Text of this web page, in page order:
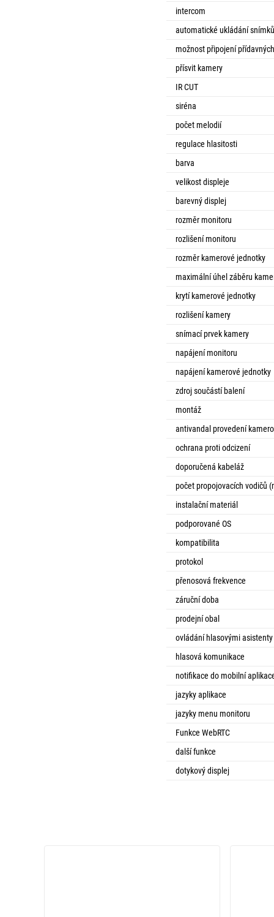
intercom
automatické ukládání snímků
možnost připojení
přísvit kamery
IR CUT
siréna
počet melodií
regulace hlasitosti
barva
velikost displeje
barevný displej
rozměr monitoru
rozlišení monitoru
rozměr kamerové jednotky
maximální úhel záběru
krytí kamerové jednotky
rozlišení kamery
snímací prvek kamery
napájení monitoru
napájení kamerové jednotky
zdroj součástí balení
montáž
antivandal provedení
ochrana proti odcizení
doporučená kabeláž
počet propojovacích vodičů
instalační materiál
podporované OS
kompatibilita
protokol
přenosová frekvence
záruční doba
prodejní obal
ovládání hlasovými asistenty
hlasová komunikace
notifikace do mobilní
jazyky aplikace
jazyky menu monitoru
Funkce WebRTC
další funkce
dotykový displej